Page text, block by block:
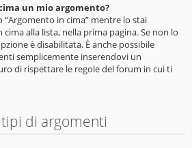
un mio argomento?
“Argomento in cima” mentre lo stai
alla lista, nella prima pagina. Se non lo
è disabilitata. È anche possibile
semplicemente inserendovi un
di rispettare le regole del forum in cui ti
di argomenti